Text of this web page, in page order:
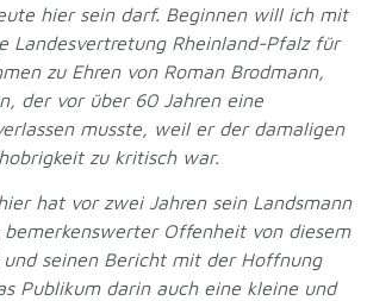
hier sein darf. Beginnen will ich mit
Landesvertretung Rheinland-Pfalz für
zu Ehren von Roman Brodmann,
der vor über 60 Jahren eine
musste, weil er der damaligen
zu kritisch war.
hat vor zwei Jahren sein Landsmann
bemerkenswerter Offenheit von diesem
seinen Bericht mit der Hoffnung
Publikum darin auch eine kleine und